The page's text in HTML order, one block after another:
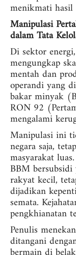
menikmati hasil
Manipulasi
dalam Tata
Di sektor
mengungkap
mentah dan
operandi yang
bakar minyak
RON 92
mengalami
Manipulasi ini
negara saja,
masyarakat
BBM
rakyat kecil,
dijadikan
semata.
pengkhianatan
Penulis
ditangani